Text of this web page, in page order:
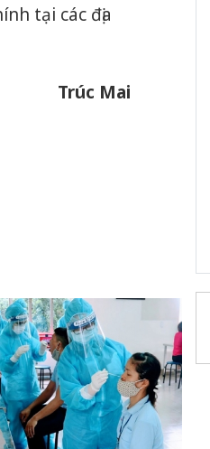
tại các địa
Trúc Mai
Moyuum giả